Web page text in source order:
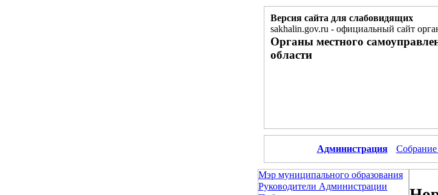
Версия сайта для слабовидящих
sakhalin.gov.ru - официальный сайт
Органы местного
области
Администрация Собрание
Мэр муниципального образования
Руководители Администрации